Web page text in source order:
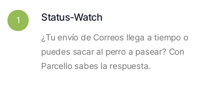
1 Status-Watch
¿Tu envío de Correos llega a tiempo o
puedes sacar al perro a pasear? Con
Parcello sabes la respuesta.